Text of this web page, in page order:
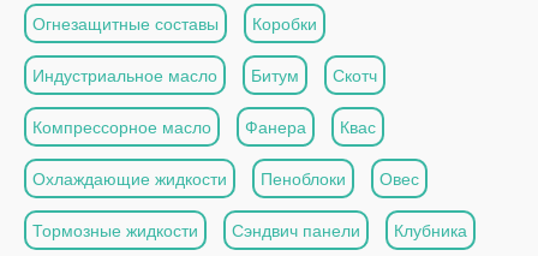
Огнезащитные составы Коробки
Индустриальное масло Битум Скотч
Компрессорное масло Фанера Квас
Охлаждающие жидкости Пеноблоки Овес
Тормозные жидкости Сэндвич панели Клубника